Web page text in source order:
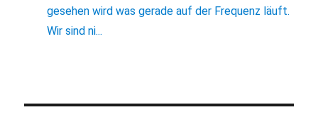
gesehen wird was gerade auf der Frequenz läuft.
Wir sind ni...